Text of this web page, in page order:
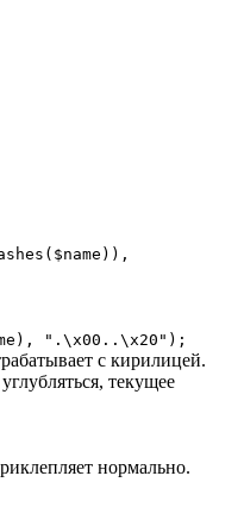
".\x00..\x20");
с кирилицей.
текущее
нормально.